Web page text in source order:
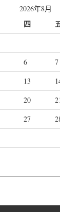
2026年8月
四
6 7
13
20
27